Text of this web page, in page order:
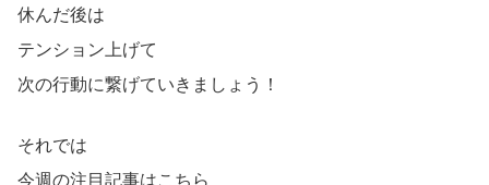
休んだ後は
テンション上げて
次の行動に繋げていきましょう！
それでは
今週の注目記事はこちら